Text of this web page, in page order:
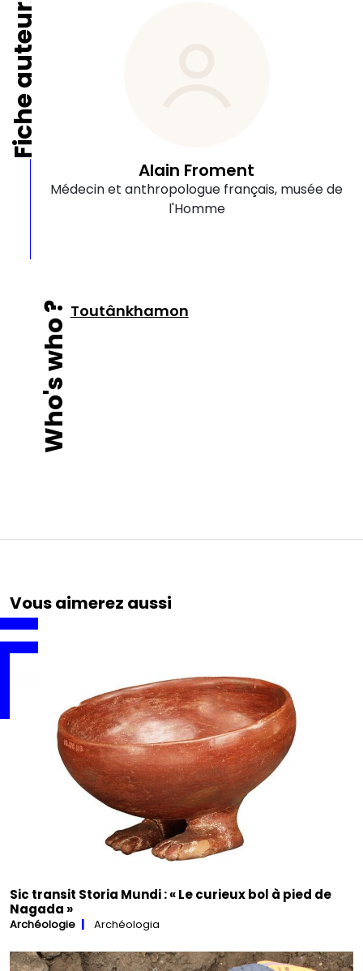
Fiche auteur
Alain Froment
Médecin et anthropologue français, musée de
l'Homme
Who's who ? Toutânkhamon
Vous aimerez aussi
Sic transit Storia Mundi : « Le curieux bol à pied de
Nagada »
Archéologie Archéologia